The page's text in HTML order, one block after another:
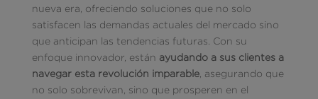
nueva era, ofreciendo soluciones que no solo
satisfacen las demandas actuales del mercado sino
que anticipan las tendencias futuras. Con su
enfoque innovador, están ayudando a sus clientes a
navegar esta revolución imparable, asegurando que
no solo sobrevivan, sino que prosperen en el